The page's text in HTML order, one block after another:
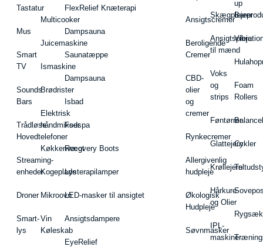
Tastatur
Mus
Smart
TV
Sounds
Bars
Trådløse
Hovedtelefoner
Streaming-
enheder
Droner
Smart-
lys
Multicooker
Juicemaskine
Ismaskine
Brødrister
Elektrisk
håndmikser
Køkkenvægt
Kogeplade
Mikroovn
Vin
Køleskab
FlexRelief Knæterapi
Dampsauna
Saunatæppe
Dampsauna
Isbad
Fodspa
Recovery Boots
Lysterapilamper
LED-masker til ansigtet
Ansigtsdampere
EyeRelief
Ansigtscremer
Beroligende
Cremer
CBD-
olier
og
cremer
Rynkecremer
Allergivenlig
hudpleje
Økologisk
Hudpleje
Søvnmasker
Ansigtspleje
til mænd
Voks
og
strips
Føntørrer
Glattejern
Krøllejern
Hårkure
og Olier
IPL-
maskiner
up
Barer
Foam
Rollers
Cykler